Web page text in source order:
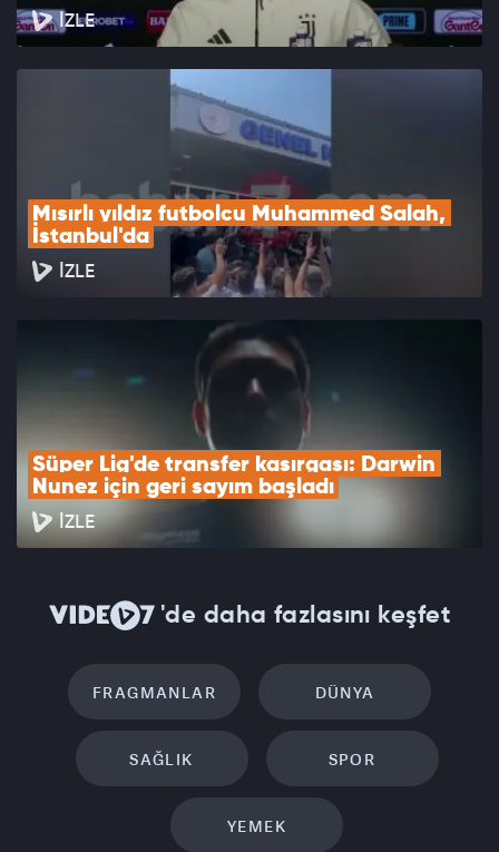
İZLE
Mısırlı yıldız futbolcu Muhammed Salah,
İstanbul'da
İZLE
Süper Lig'de transfer kasırgası: Darwin
Nunez için geri sayım başladı
İZLE
'de daha fazlasını keşfet
FRAGMANLAR DÜNYA
SAĞLIK SPOR
YEMEK